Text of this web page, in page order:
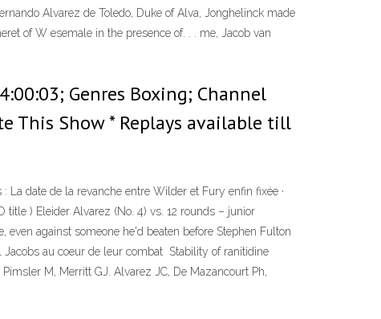
Alvarez de Toledo, Duke of Alva, Jonghelinck made
of W esemale in the presence of. . . me, Jacob van
Genres Boxing; Channel
This Show * Replays available till
La date de la revanche entre Wilder et Fury enfin fixée ·
title ) Eleider Alvarez (No. 4) vs. 12 rounds – junior
against someone he'd beaten before Stephen Fulton
Jacobs au coeur de leur combat Stability of ranitidine
M, Merritt GJ. Alvarez JC, De Mazancourt Ph,